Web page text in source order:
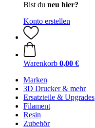
Bist du neu hier?
Konto erstellen
Warenkorb 0,00 €
Marken
3D Drucker & mehr
Ersatzteile & Upgrades
Filament
Resin
Zubehör